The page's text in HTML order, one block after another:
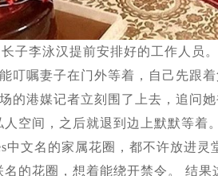
子李泳汉提前安排好的工作人员
叮嘱妻子在门外等着，自己先跟
的港媒记者立刻围了上去，追问她
空间，之后就退到边上默默等着。
文名的家属花圈，都不许放进灵
的花圈，想着能绕开禁令。 结